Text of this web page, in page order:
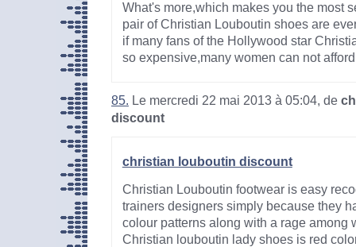
What's more,which makes you the most
pair of Christian Louboutin shoes are
if many fans of the Hollywood star
so expensive,many women can not
85. Le mercredi 22 mai 2013 à 05:04, de
discount
christian louboutin discount
Christian Louboutin footwear is easy
trainers designers simply because they
colour patterns along with a rage among
Christian louboutin lady shoes is red